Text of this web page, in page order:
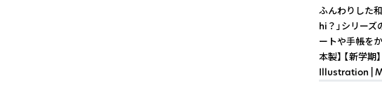
ふんわりした
hi？」シリーズ
ートや手帳をか
本製】 【新学
Illustration |